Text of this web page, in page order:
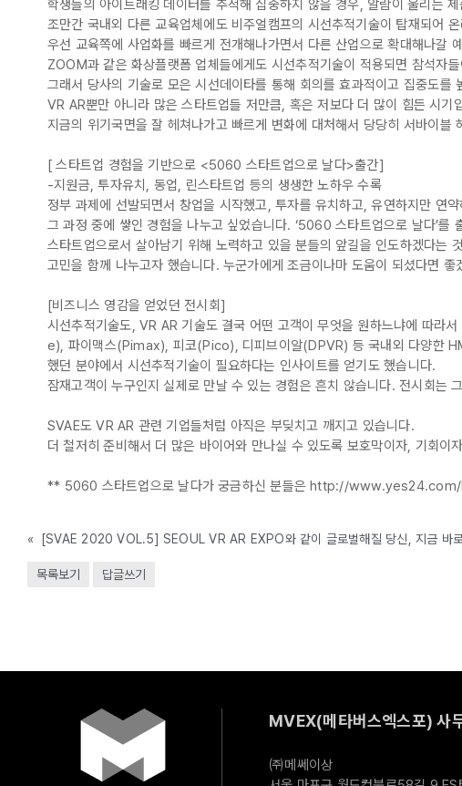
학생들의 아이트래킹 데이터를 추적해 집중하지 않을 경우, 알람이 울리는
조만간 국내외 다른 교육업체에도 비주얼캠프의 시선추적기술이 탑재되어
우선 교육쪽에 사업화를 빠르게 전개해나가면서 다른 산업으로 확대해나갈
ZOOM과 같은 화상플랫폼 업체들에게도 시선추적기술이 적용되면 참석자
그래서 당사의 기술로 모은 시선데이타를 통해 회의를 효과적이고 집중도
VR AR뿐만 아니라 많은 스타트업들 저만큼, 혹은 저보다 더 많이 힘든 시기
지금의 위기국면을 잘 헤쳐나가고 빠르게 변화에 대처해서 당당히 서바이블
[ 스타트업 경험을 기반으로 <5060 스타트업으로 날다>출간]
-지원금, 투자유치, 동업, 린스타트업 등의 생생한 노하우 수록
정부 과제에 선발되면서 창업을 시작했고, 투자를 유치하고, 유연하지만 연
그 과정 중에 쌓인 경험을 나누고 싶었습니다. ‘5060 스타트업으로 날다’를
스타트업으로서 살아남기 위해 노력하고 있을 분들의 앞길을 인도하겠다는
고민을 함께 나누고자 했습니다. 누군가에게 조금이나마 도움이 되셨다면 좋
[비즈니스 영감을 얻었던 전시회]
시선추적기술도, VR AR 기술도 결국 어떤 고객이 무엇을 원하느냐에 따라
e), 파이맥스(Pimax), 피코(Pico), 디피브이알(DPVR) 등 국내외 다양한
했던 분야에서 시선추적기술이 필요하다는 인사이트를 얻기도 했습니다.
잠재고객이 누구인지 실제로 만날 수 있는 경험은 흔치 않습니다. 전시회는
SVAE도 VR AR 관련 기업들처럼 아직은 부딪치고 깨지고 있습니다.
더 철저히 준비해서 더 많은 바이어와 만나실 수 있도록 보호막이자, 기회이
** 5060 스타트업으로 날다가 궁금하신 분들은 http://
«
목록보기 답글쓰기
MVEX(메타버스엑스포) 사
㈜메쎄이상